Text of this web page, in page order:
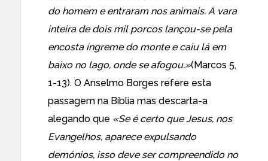
do homem e entraram nos animais. A vara
inteira de dois mil porcos lançou-se pela
encosta íngreme do monte e caiu lá em
baixo no lago, onde se afogou.»(Marcos 5,
1-13). O Anselmo Borges refere esta
passagem na Bíblia mas descarta-a
alegando que «Se é certo que Jesus, nos
Evangelhos, aparece expulsando
demónios, isso deve ser compreendido no